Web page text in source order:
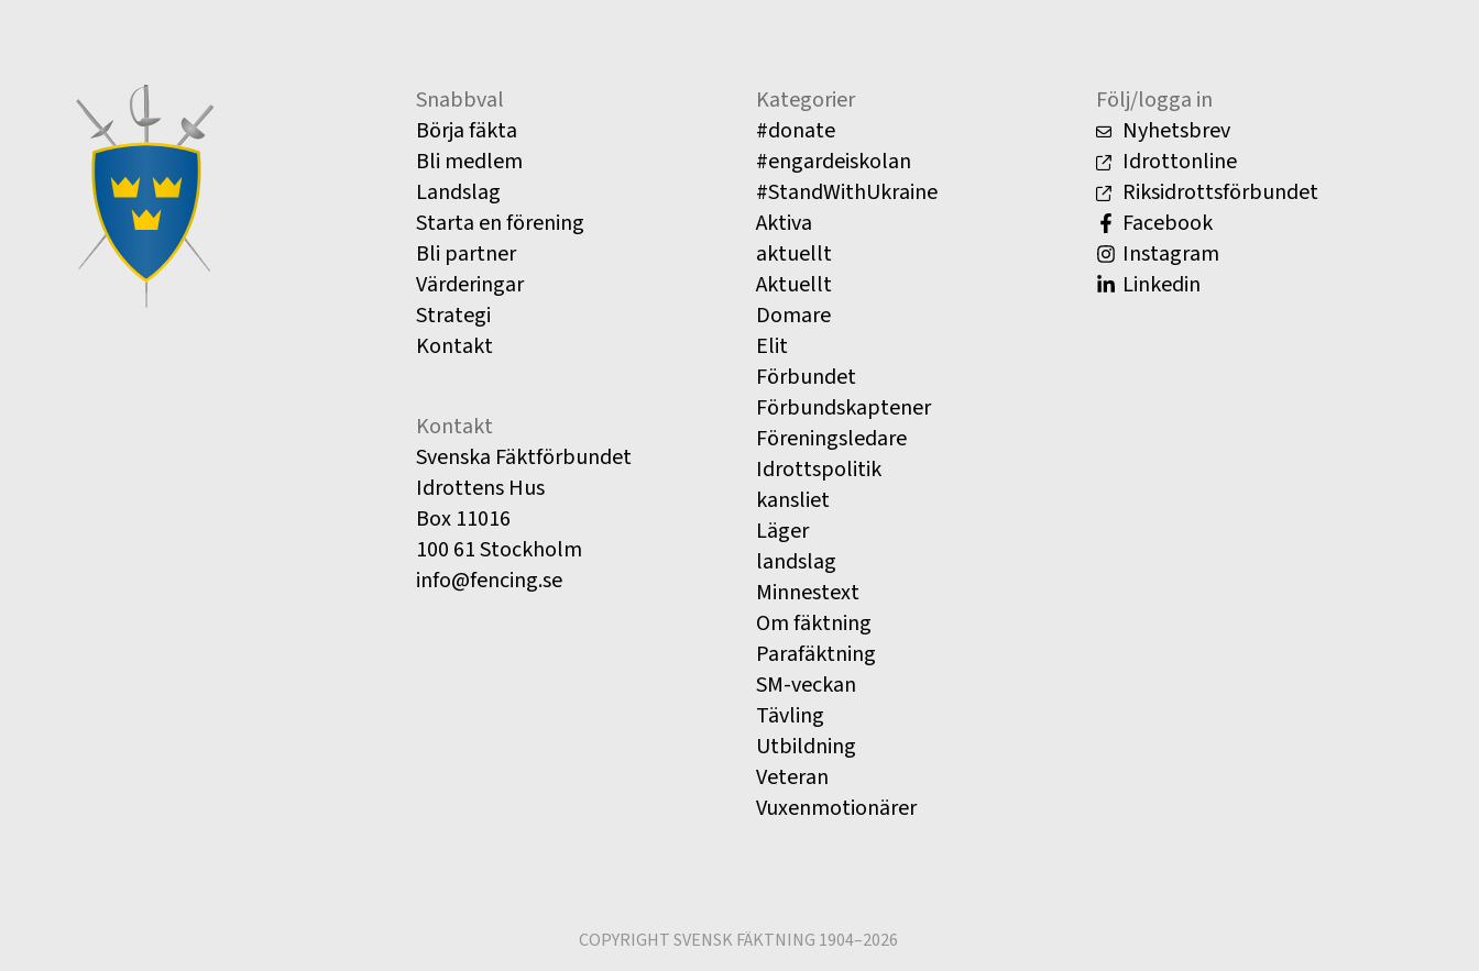
Snabbval
Börja fäkta
Bli medlem
Landslag
Starta en förening
Bli partner
Värderingar
Strategi
Kontakt
Kontakt
Svenska Fäktförbundet
Idrottens Hus
Box 11016
100 61 Stockholm
info@fencing.se
Kategorier
#donate
#engardeiskolan
#StandWithUkraine
Aktiva
aktuellt
Aktuellt
Domare
Elit
Förbundet
Förbundskaptener
Föreningsledare
Idrottspolitik
kansliet
Läger
landslag
Minnestext
Om fäktning
Parafäktning
SM-veckan
Tävling
Utbildning
Veteran
Vuxenmotionärer
Följ/logga in
Nyhetsbrev
Idrottonline
Riksidrottsförbundet
Facebook
Instagram
Linkedin
COPYRIGHT SVENSK FÄKTNING 1904–2026